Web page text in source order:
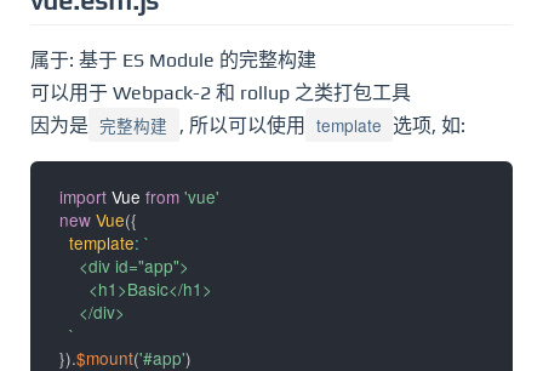
属于: 基于 ES Module 的完整构建
可以用于 Webpack-2 和 rollup 之类打包工具
因为是 完整构建 , 所以可以使用 template 选项, 如:
import Vue from 'vue'
new Vue({
template: `
    <div id="app">
      <h1>Basic</h1>
    </div>
`
}).$mount('#app')